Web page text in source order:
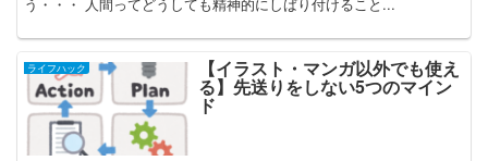
ライフハック 【イラスト・マンガ以外でも使え
る】先送りをしない5つのマイン
ド